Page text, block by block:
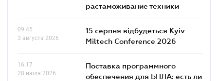
растаможивание техники
09.45
3 августа 2026
15 серпня відбудеться Kyiv
Miltech Conference 2026
16.17
28 июля 2026
Поставка программного
обеспечения для БПЛА: есть ли